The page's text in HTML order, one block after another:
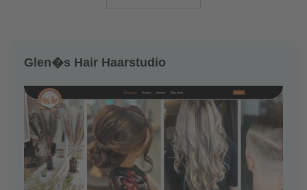
Glen�s Hair Haarstudio